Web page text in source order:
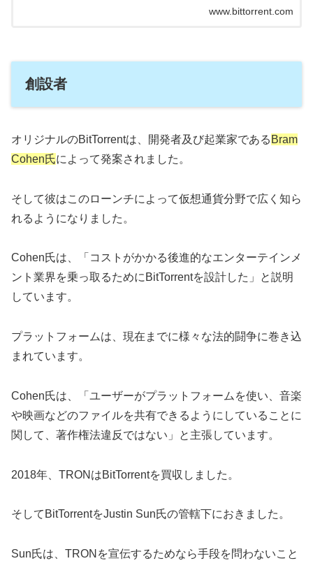
www.bittorrent.com
創設者
オリジナルのBitTorrentは、開発者及び起業家である Bram
Cohen氏によって発案されました。
そして彼はこのローンチによって仮想通貨分野で広く知ら
れるようになりました。
Cohen氏は、「コストがかかる後進的なエンターテインメ
ント業界を乗っ取るためにBitTorrentを設計した」と説明
しています。
プラットフォームは、現在までに様々な法的闘争に巻き込
まれています。
Cohen氏は、「ユーザーがプラットフォームを使い、音楽
や映画などのファイルを共有できるようにしていることに
関して、著作権法違反ではない」と主張しています。
2018年、TRONはBitTorrentを買収しました。
そしてBitTorrentをJustin Sun氏の管轄下におきました。
Sun氏は、TRONを宣伝するためなら手段を問わないこと